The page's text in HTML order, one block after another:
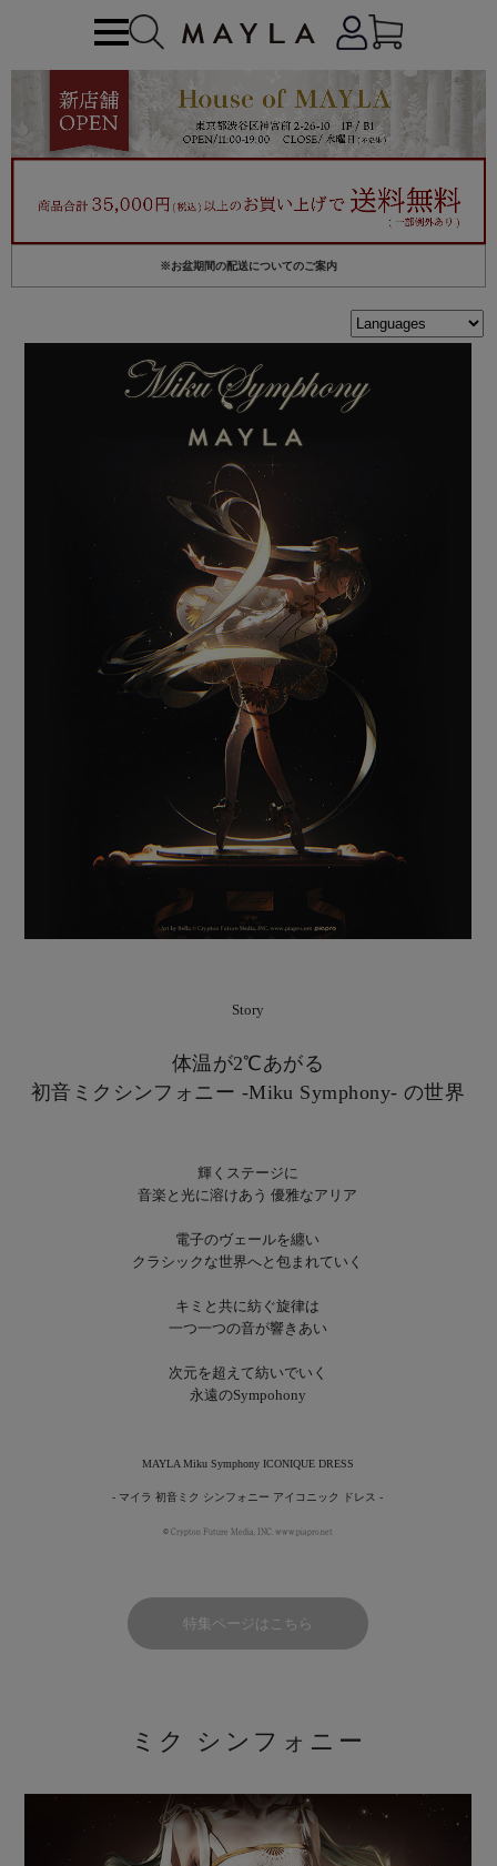
※お盆期間の配送についてのご案内
Story
体温が2℃あがる
初音ミクシンフォニー -Miku Symphony- の世界
輝くステージに
音楽と光に溶けあう 優雅なアリア
電子のヴェールを纏い
クラシックな世界へと包まれていく
キミと共に紡ぐ旋律は
一つ一つの音が響きあい
次元を超えて紡いでいく
永遠のSympohony
MAYLA Miku Symphony ICONIQUE DRESS
- マイラ 初音ミク シンフォニー アイコニック ドレス -
© Crypton Future Media, INC. www.piapro.net
特集ページはこちら
ミク シンフォニー